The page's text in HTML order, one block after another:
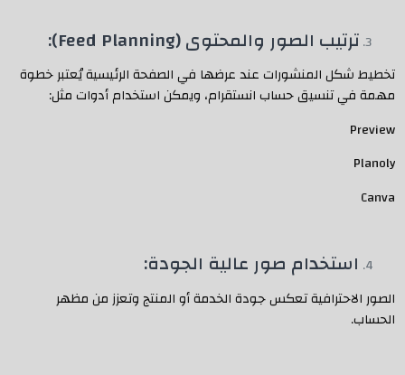
ترتيب الصور والمحتوى (Feed Planning):
تخطيط شكل المنشورات عند عرضها في الصفحة الرئيسية يُعتبر خطوة
مهمة في تنسيق حساب انستقرام، ويمكن استخدام أدوات مثل:
Preview
Planoly
Canva
استخدام صور عالية الجودة:
الصور الاحترافية تعكس جودة الخدمة أو المنتج وتعزز من مظهر
الحساب.